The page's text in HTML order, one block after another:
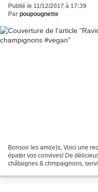
Publié le 11/12/2017 à 17:39
Par poupougnette
Bonsoir les ami(e)s, Voici une
épater vos convives! De
châtaignes & chmpaignons,